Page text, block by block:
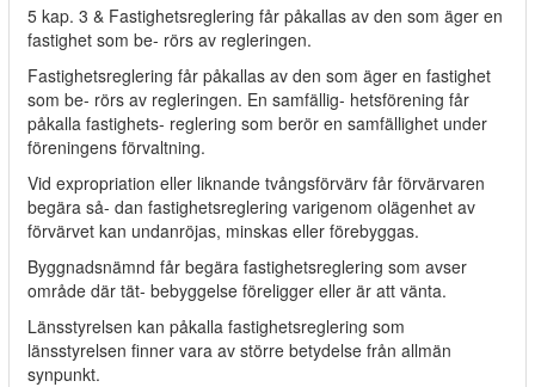
5 kap. 3 & Fastighetsreglering får påkallas av den som äger en
fastighet som be- rörs av regleringen.
Fastighetsreglering får påkallas av den som äger en fastighet
som be- rörs av regleringen. En samfällig- hetsförening får
påkalla fastighets- reglering som berör en samfällighet under
föreningens förvaltning.
Vid expropriation eller liknande tvångsförvärv får förvärvaren
begära så- dan fastighetsreglering varigenom olägenhet av
förvärvet kan undanröjas, minskas eller förebyggas.
Byggnadsnämnd får begära fastighetsreglering som avser
område där tät- bebyggelse föreligger eller är att vänta.
Länsstyrelsen kan påkalla fastighetsreglering som
länsstyrelsen finner vara av större betydelse från allmän
synpunkt.